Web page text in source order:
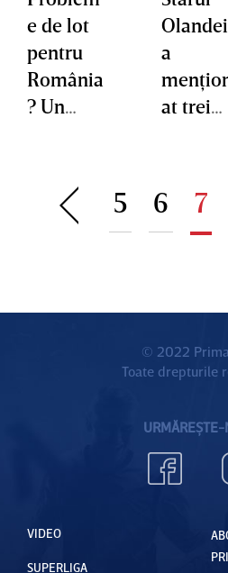
e de lot
pentru
România
? Un
antrenat
deloc,
Olandei
a
at trei
vorbit
despre
5 6 7
© 2022
Toate drepturile
VIDEO
SUPERLIGA